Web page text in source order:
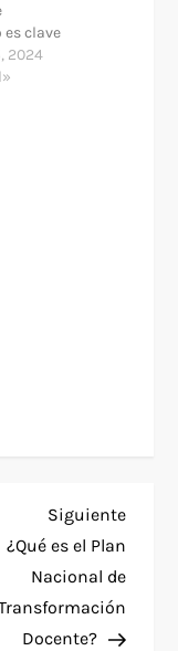
clave
tanto a
como
2024
Siguiente
¿Qué es el Plan
Nacional de
Docente?